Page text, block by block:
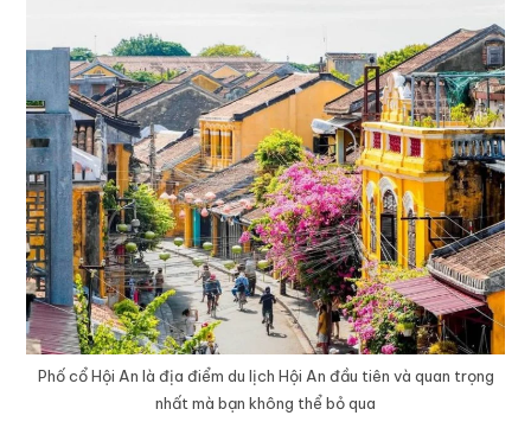
Phố cổ Hội An là địa điểm du lịch Hội An đầu tiên và quan trọng
nhất mà bạn không thể bỏ qua